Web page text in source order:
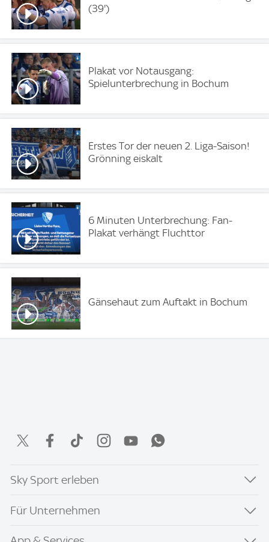
(39')
Plakat vor Notausgang:
Spielunterbrechung in Bochum
Erstes Tor der neuen 2. Liga-Saison!
Grönning eiskalt
6 Minuten Unterbrechung: Fan-
Plakat verhängt Fluchttor
Gänsehaut zum Auftakt in Bochum
Sky Sport erleben
Für Unternehmen